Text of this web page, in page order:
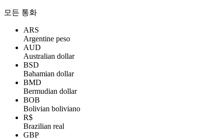
모든 통화
ARS
Argentine peso
AUD
Australian dollar
BSD
Bahamian dollar
BMD
Bermudian dollar
BOB
Bolivian boliviano
R$
Brazilian real
GBP